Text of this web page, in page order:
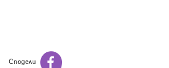
Сподели